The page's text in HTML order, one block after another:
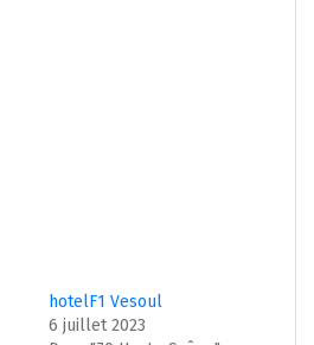
hotelF1 Vesoul
6 juillet 2023